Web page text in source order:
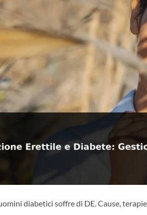
diabetici soffre di DE. Cause,